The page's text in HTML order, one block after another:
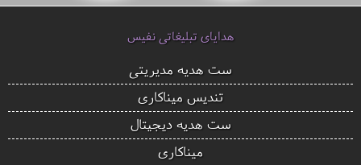
هدایای تبلیغاتی نفیس
ست هدیه مدیریتی
تندیس میناکاری
ست هدیه دیجیتال
میناکاری